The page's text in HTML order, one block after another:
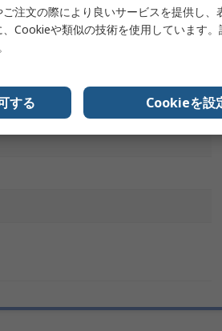
ップリングフレクター
注文の際により良いサービスを提供し、
Cookieや類似の技術を使用しています。
する Cookieを設